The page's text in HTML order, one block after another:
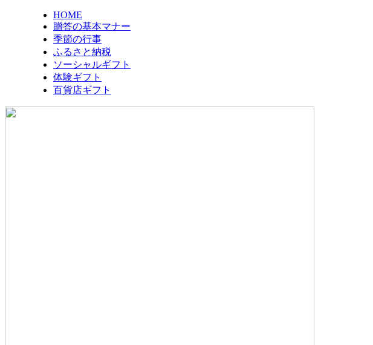
HOME
贈答の基本マナー
季節の行事
ふるさと納税
ソーシャルギフト
体験ギフト
百貨店ギフト